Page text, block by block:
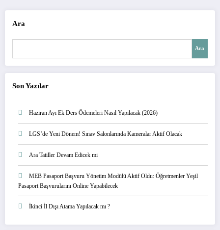
Ara
Ara
Son Yazılar
Haziran Ayı Ek Ders Ödemeleri Nasıl Yapılacak (2026)
LGS’de Yeni Dönem! Sınav Salonlarında Kameralar Aktif Olacak
Ara Tatiller Devam Edicek mi
MEB Pasaport Başvuru Yönetim Modülü Aktif Oldu: Öğretmenler Yeşil
Pasaport Başvurularını Online Yapabilecek
İkinci İl Dışı Atama Yapılacak mı ?